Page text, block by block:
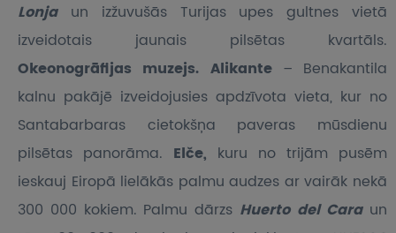
Lonja un izžuvušās Turijas upes gultnes vietā
izveidotais jaunais pilsētas kvartāls.
Okeonogrāfijas muzejs. Alikante – Benakantila
kalnu pakājē izveidojusies apdzīvota vieta, kur no
Santabarbaras cietokšņa paveras mūsdienu
pilsētas panorāma. Elče, kuru no trijām pusēm
ieskauj Eiropā lielākās palmu audzes ar vairāk nekā
300 000 kokiem. Palmu dārzs Huerto del Cara un